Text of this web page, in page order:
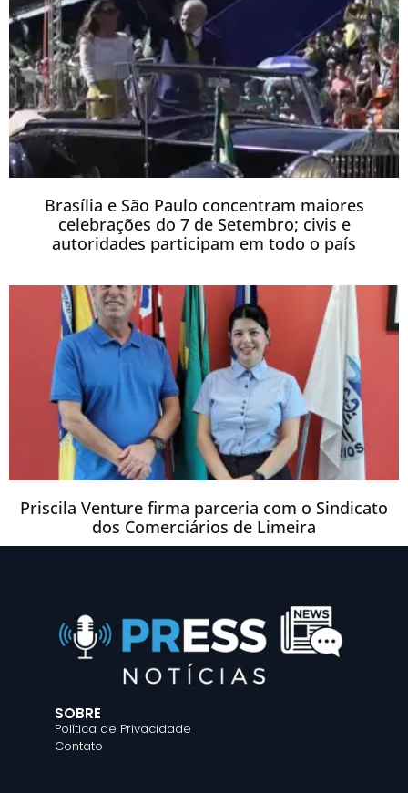
Brasília e São Paulo concentram maiores
celebrações do 7 de Setembro; civis e
autoridades participam em todo o país
Priscila Venture firma parceria com o Sindicato
dos Comerciários de Limeira
SOBRE
Política de Privacidade
Contato